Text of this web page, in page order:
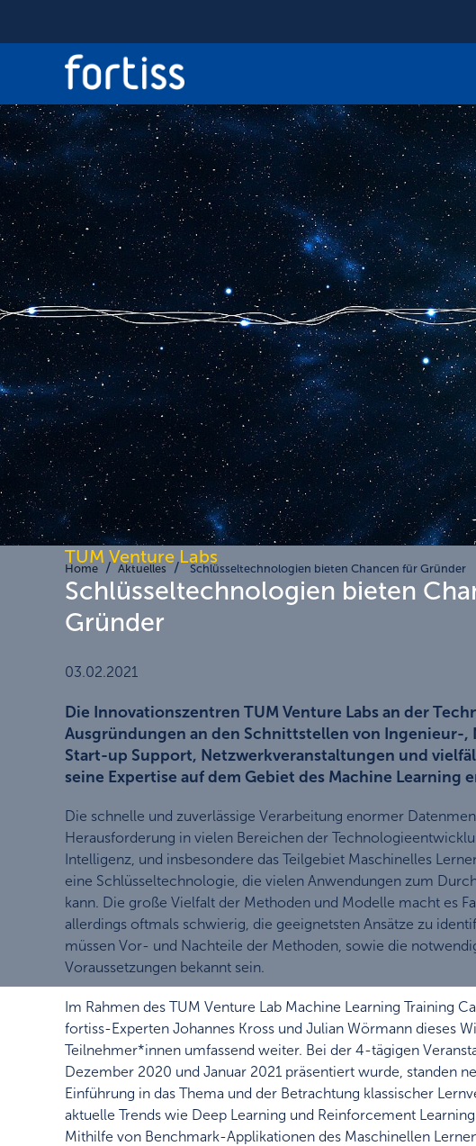
TUM Venture Labs
Schlüsseltechnologien bieten
Gründer
Home Aktuelles Schlüsseltechnologien bieten Chancen für Gründer
03.02.2021
Die Innovationszentren TUM Venture Labs an der
Ausgründungen an den Schnittstellen von Ingenieur-
Start-up Support, Netzwerkveranstaltungen und
seine Expertise auf dem Gebiet des Machine
Die schnelle und zuverlässige Verarbeitung enormer
Herausforderung in vielen Bereichen der
Intelligenz, und insbesondere das Teilgebiet Maschinelles
eine Schlüsseltechnologie, die vielen Anwendungen zum
kann. Die große Vielfalt der Methoden und Modelle macht es
allerdings oftmals schwierig, die geeignetsten Ansätze zu
müssen Vor- und Nachteile der Methoden, sowie die
Voraussetzungen bekannt sein.
Im Rahmen des TUM Venture Lab Machine Learning Training
fortiss-Experten Johannes Kross und Julian Wörmann dieses
Teilnehmer*innen umfassend weiter. Bei der 4-tägigen
Dezember 2020 und Januar 2021 präsentiert wurde, standen
Einführung in das Thema und der Betrachtung klassischer
aktuelle Trends wie Deep Learning und Reinforcement
Mithilfe von Benchmark-Applikationen des Maschinellen